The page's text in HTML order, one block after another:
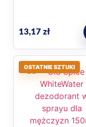
13,17 zł
OSTATNIE SZTUKI